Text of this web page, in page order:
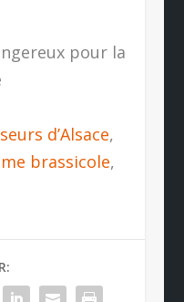
pour la
d’Alsace,
brassicole,